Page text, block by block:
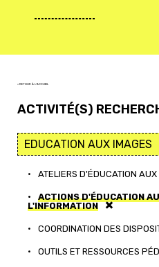
< RETOUR À L'ACCUEIL
ACTIVITÉ(S)
• ATELIERS D'ÉDUCATION AUX
•
ACTIONS D'ÉDUCATION
L'INFORMATION
• COORDINATION DES
• OUTILS ET RESSOURCES